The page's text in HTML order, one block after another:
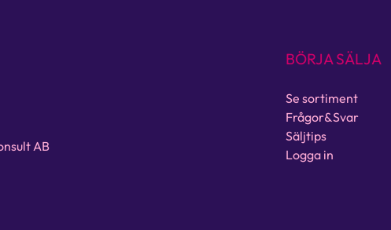
AB
BÖRJA SÄLJA
Se sortiment
Frågor&Svar
Säljtips
Logga in